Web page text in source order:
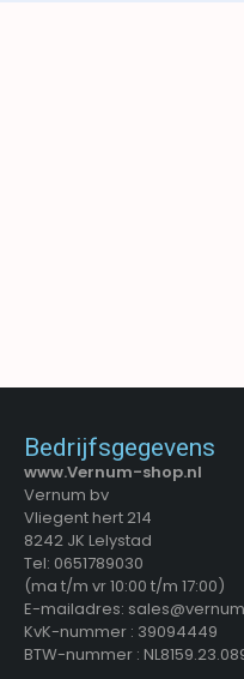
Bedrijfsgegevens
www.Vernum-shop.nl
Vernum bv
Vliegent hert 214
8242 JK Lelystad
Tel: 0651789030
(ma t/m vr 10:00 t/m 17:00)
E-mailadres:
KvK-nummer : 39094449
BTW-nummer :